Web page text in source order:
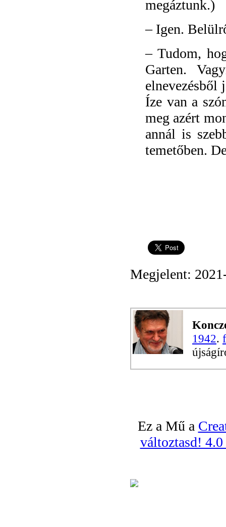
megáztunk.)
– Igen.
–Tudom,
Garten.
elnevezésből
Íze van a
meg azért
annál is
temetőben.
Megjelent:
1942.
Ez a Mű a
változtasd!